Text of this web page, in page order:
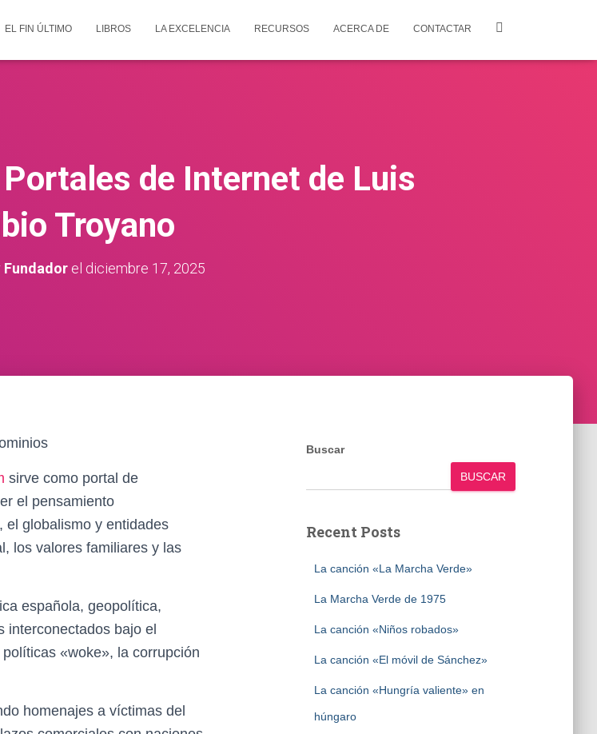
EL FIN ÚLTIMO LIBROS LA EXCELENCIA RECURSOS ACERCA DE CONTACTAR
de Internet de Luis
Troyano
Fundador el diciembre 17, 2025
sirve como portal de
el pensamiento
el globalismo y entidades
los valores familiares y las
española, geopolítica,
interconectados bajo el
«woke», la corrupción
homenajes a víctimas del
Buscar
BUSCAR
Recent Posts
La canción «La Marcha Verde»
La Marcha Verde de 1975
La canción «Niños robados»
La canción «El móvil de Sánchez»
La canción «Hungría valiente» en
húngaro